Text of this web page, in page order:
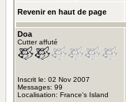
Revenir en haut de page
Doa
Cutter affuté
Inscrit le: 02 Nov 2007
Messages: 99
Localisation: France's Island